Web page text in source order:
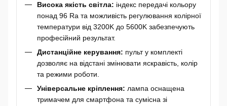
Висока якість світла: індекс передачі кольору
понад 96 Ra та можливість регулювання колірної
температури від 3200K до 5600K забезпечують
професійний результат.
Дистанційне керування: пульт у комплекті
дозволяє на відстані змінювати яскравість, колір
та режими роботи.
Універсальне кріплення: лампа оснащена
тримачем для смартфона та сумісна зі